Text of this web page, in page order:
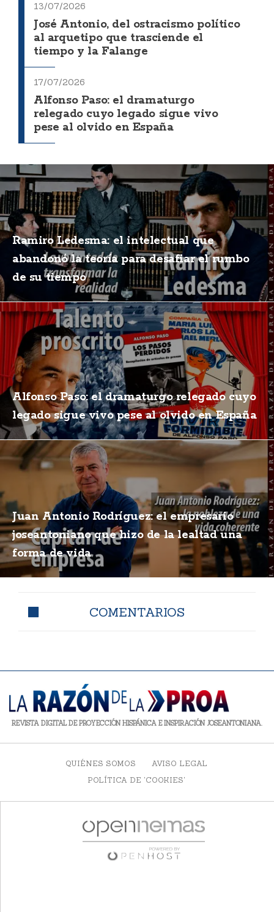
13/07/2026
José Antonio, del ostracismo político
al arquetipo que trasciende el
tiempo y la Falange
17/07/2026
Alfonso Paso: el dramaturgo
relegado cuyo legado sigue vivo
pese al olvido en España
Ramiro Ledesma: el intelectual que
abandonó la teoría para desafiar el rumbo
de su tiempo
Alfonso Paso: el dramaturgo relegado cuyo
legado sigue vivo pese al olvido en España
Juan Antonio Rodríguez: el empresario
joseantoniano que hizo de la lealtad una
forma de vida
COMENTARIOS
REVISTA DIGITAL DE PROYECCIÓN HISPÁNICA E INSPIRACIÓN JOSEANTONIANA.
QUIÉNES SOMOS
AVISO LEGAL
POLÍTICA DE 'COOKIES'